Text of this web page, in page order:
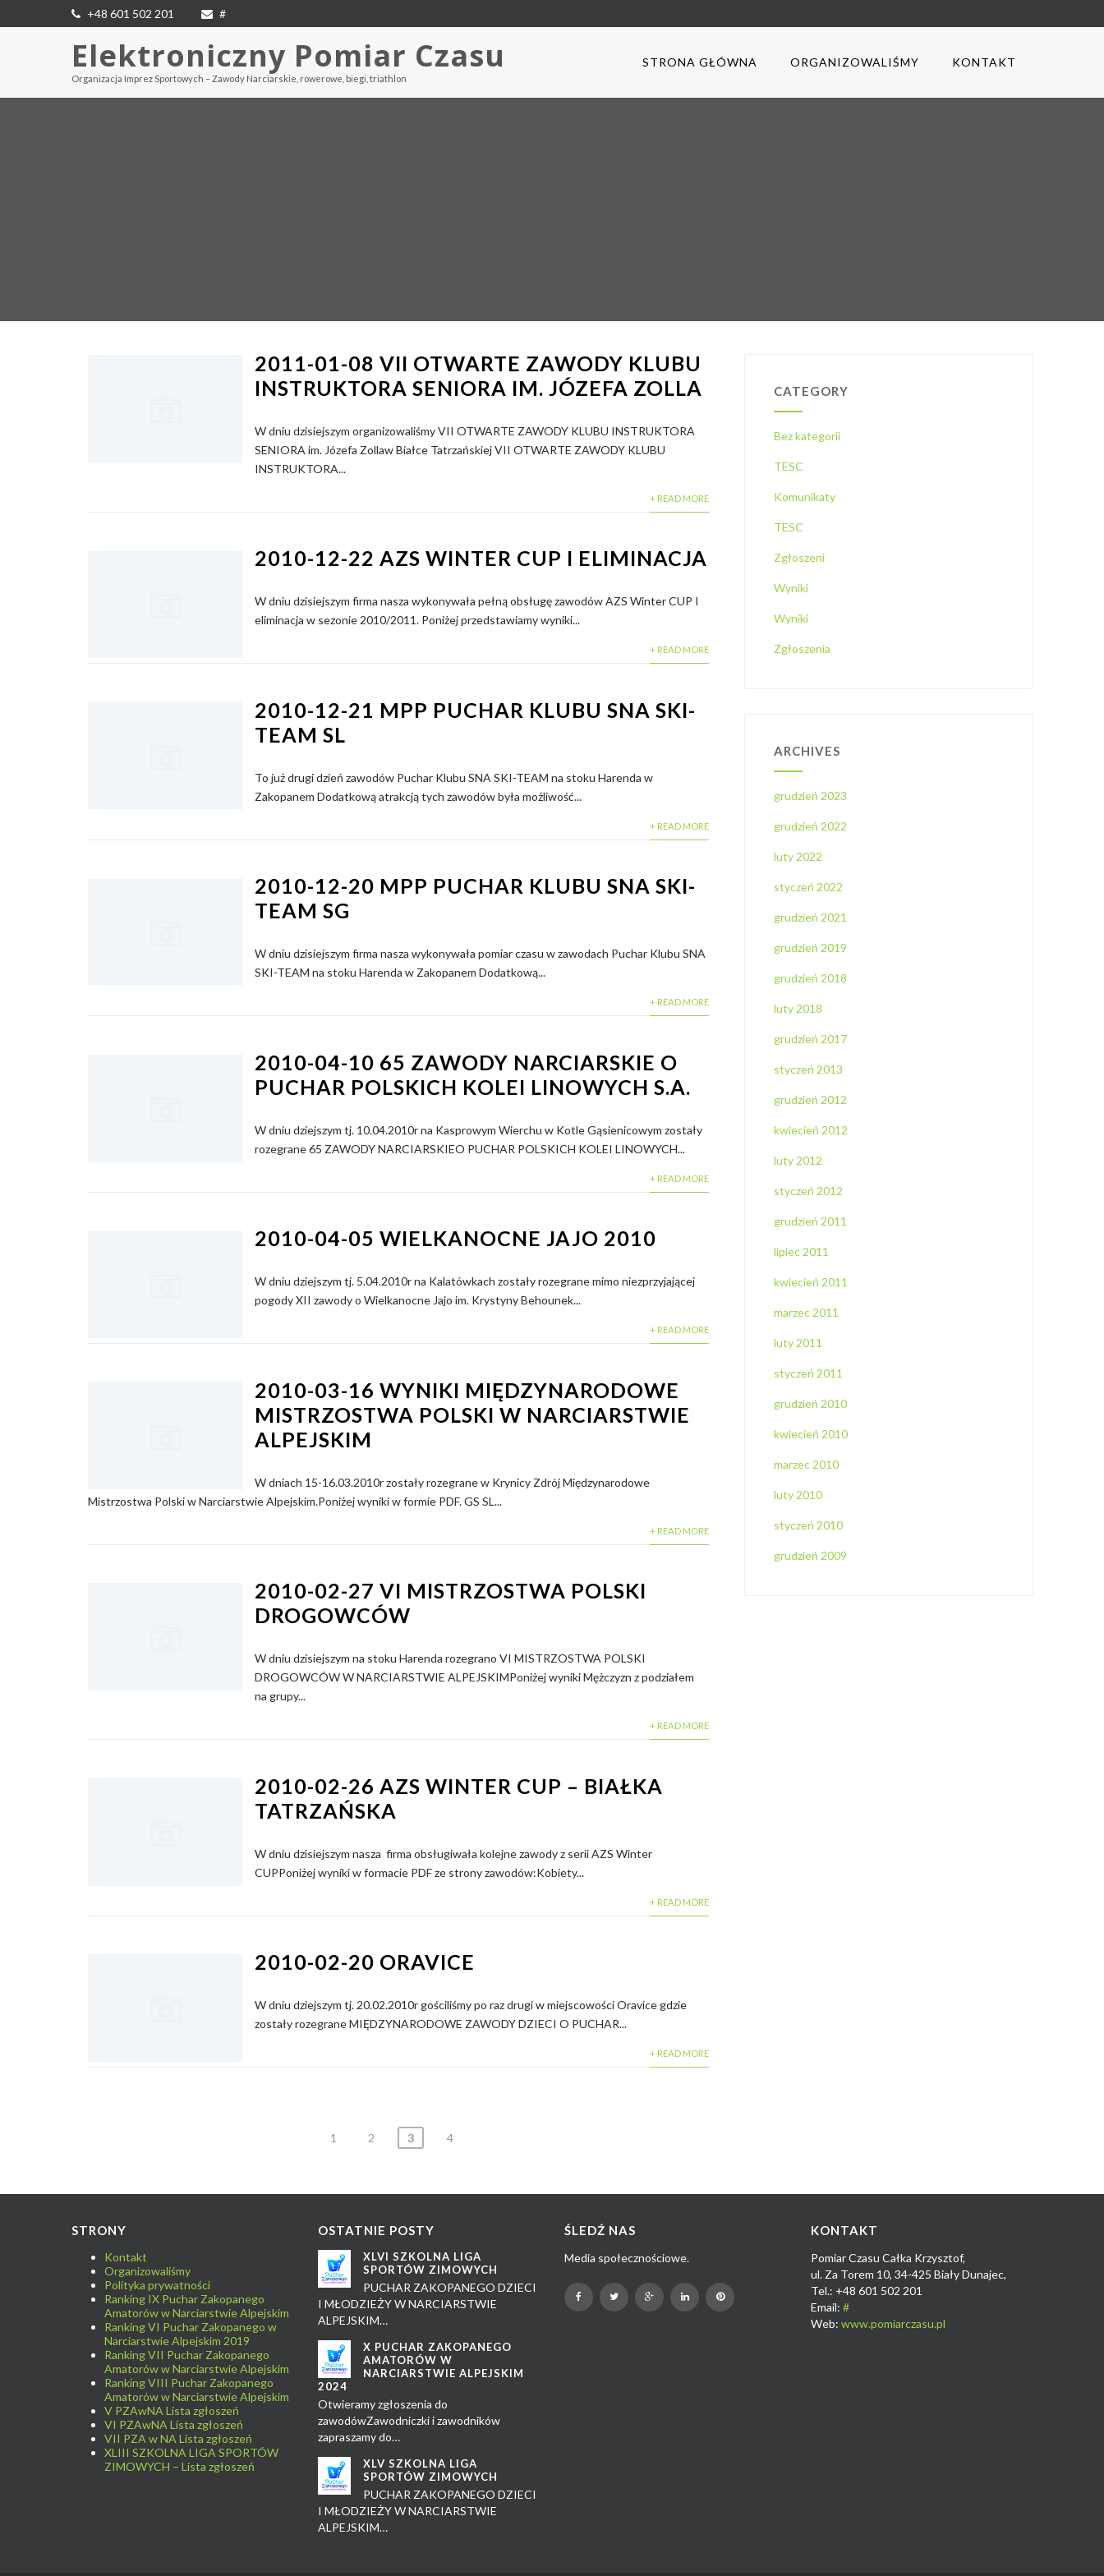
+48 601 502 201 #
Elektroniczny Pomiar Czasu
Organizacja Imprez Sportowych – Zawody Narciarskie, rowerowe, biegi, triathlon
STRONA GŁÓWNA ORGANIZOWALIŚMY KONTAKT
2011-01-08 VII OTWARTE ZAWODY KLUBU
INSTRUKTORA SENIORA IM. JÓZEFA ZOLLA
W dniu dzisiejszym organizowaliśmy VII OTWARTE ZAWODY KLUBU INSTRUKTORA
SENIORA im. Józefa Zollaw Białce Tatrzańskiej VII OTWARTE ZAWODY KLUBU
INSTRUKTORA...
+ READ MORE
2010-12-22 AZS WINTER CUP I ELIMINACJA
W dniu dzisiejszym firma nasza wykonywała pełną obsługę zawodów AZS Winter CUP I
eliminacja w sezonie 2010/2011. Poniżej przedstawiamy wyniki...
+ READ MORE
2010-12-21 MPP PUCHAR KLUBU SNA SKI-
TEAM SL
To już drugi dzień zawodów Puchar Klubu SNA SKI-TEAM na stoku Harenda w
Zakopanem Dodatkową atrakcją tych zawodów była możliwość...
+ READ MORE
2010-12-20 MPP PUCHAR KLUBU SNA SKI-
TEAM SG
W dniu dzisiejszym firma nasza wykonywała pomiar czasu w zawodach Puchar Klubu SNA
SKI-TEAM na stoku Harenda w Zakopanem Dodatkową...
+ READ MORE
2010-04-10 65 ZAWODY NARCIARSKIE O
PUCHAR POLSKICH KOLEI LINOWYCH S.A.
W dniu dziejszym tj. 10.04.2010r na Kasprowym Wierchu w Kotle Gąsienicowym zostały
rozegrane 65 ZAWODY NARCIARSKIEO PUCHAR POLSKICH KOLEI LINOWYCH...
+ READ MORE
2010-04-05 WIELKANOCNE JAJO 2010
W dniu dziejszym tj. 5.04.2010r na Kalatówkach zostały rozegrane mimo niezprzyjającej
pogody XII zawody o Wielkanocne Jajo im. Krystyny Behounek...
+ READ MORE
2010-03-16 WYNIKI MIĘDZYNARODOWE
MISTRZOSTWA POLSKI W NARCIARSTWIE
ALPEJSKIM
W dniach 15-16.03.2010r zostały rozegrane w Krynicy Zdrój Międzynarodowe
Mistrzostwa Polski w Narciarstwie Alpejskim.Poniżej wyniki w formie PDF. GS SL...
+ READ MORE
2010-02-27 VI MISTRZOSTWA POLSKI
DROGOWCÓW
W dniu dzisiejszym na stoku Harenda rozegrano VI MISTRZOSTWA POLSKI
DROGOWCÓW W NARCIARSTWIE ALPEJSKIMPoniżej wyniki Mężczyzn z podziałem
na grupy...
+ READ MORE
2010-02-26 AZS WINTER CUP – BIAŁKA
TATRZAŃSKA
W dniu dzisiejszym nasza firma obsługiwała kolejne zawody z serii AZS Winter
CUPPoniżej wyniki w formacie PDF ze strony zawodów:Kobiety...
+ READ MORE
2010-02-20 ORAVICE
W dniu dziejszym tj. 20.02.2010r gościliśmy po raz drugi w miejscowości Oravice gdzie
zostały rozegrane MIĘDZYNARODOWE ZAWODY DZIECI O PUCHAR...
+ READ MORE
1 2 3 4
CATEGORY
Bez kategorii
TESC
Komunikaty
TESC
Zgłoszeni
Wyniki
Wyniki
Zgłoszenia
ARCHIVES
grudzień 2023
grudzień 2022
luty 2022
styczeń 2022
grudzień 2021
grudzień 2019
grudzień 2018
luty 2018
grudzień 2017
styczeń 2013
grudzień 2012
kwiecień 2012
luty 2012
styczeń 2012
grudzień 2011
lipiec 2011
kwiecień 2011
marzec 2011
luty 2011
styczeń 2011
grudzień 2010
kwiecień 2010
marzec 2010
luty 2010
styczeń 2010
grudzień 2009
STRONY
Kontakt
Organizowaliśmy
Polityka prywatności
Ranking IX Puchar Zakopanego
Amatorów w Narciarstwie Alpejskim
Ranking VI Puchar Zakopanego w
Narciarstwie Alpejskim 2019
Ranking VII Puchar Zakopanego
Amatorów w Narciarstwie Alpejskim
Ranking VIII Puchar Zakopanego
Amatorów w Narciarstwie Alpejskim
V PZAwNA Lista zgłoszeń
VI PZAwNA Lista zgłoszeń
VII PZA w NA Lista zgłoszeń
XLIII SZKOLNA LIGA SPORTÓW
ZIMOWYCH – Lista zgłoszeń
OSTATNIE POSTY
XLVI SZKOLNA LIGA
SPORTÓW ZIMOWYCH
PUCHAR ZAKOPANEGO DZIECI
I MŁODZIEŻY W NARCIARSTWIE
ALPEJSKIM…
X PUCHAR ZAKOPANEGO
AMATORÓW W
NARCIARSTWIE ALPEJSKIM
2024
Otwieramy zgłoszenia do
zawodówZawodniczki i zawodników
zapraszamy do…
XLV SZKOLNA LIGA
SPORTÓW ZIMOWYCH
PUCHAR ZAKOPANEGO DZIECI
I MŁODZIEŻY W NARCIARSTWIE
ALPEJSKIM…
ŚLEDŹ NAS
Media społecznościowe.
KONTAKT
Pomiar Czasu Całka Krzysztof,
ul. Za Torem 10, 34-425 Biały Dunajec,
Tel.: +48 601 502 201
Email: #
Web: www.pomiarczasu.pl